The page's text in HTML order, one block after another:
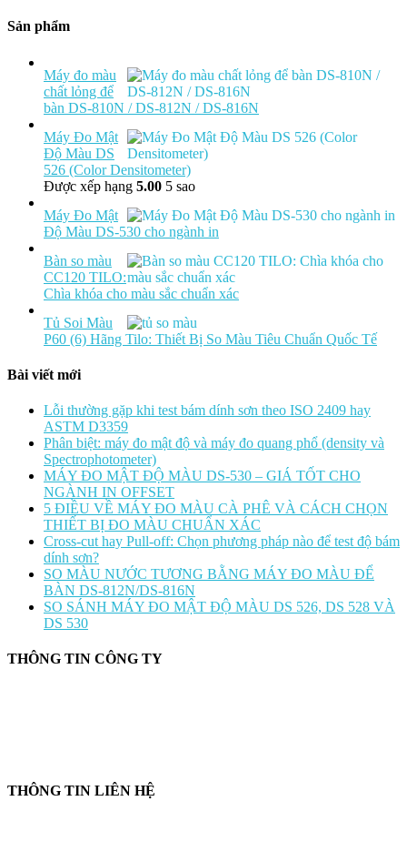
Sản phẩm
Máy đo màu
chất lỏng để
bàn DS-810N / DS-812N / DS-816N
Máy Đo Mật
Độ Màu DS
526 (Color Densitometer)
Được xếp hạng 5.00 5 sao
Máy Đo Mật
Độ Màu DS-530 cho ngành in
Bàn so màu
CC120 TILO:
Chìa khóa cho màu sắc chuẩn xác
Tủ Soi Màu
P60 (6) Hãng Tilo: Thiết Bị So Màu Tiêu Chuẩn Quốc Tế
Bài viết mới
Lỗi thường gặp khi test bám dính sơn theo ISO 2409 hay
ASTM D3359
Phân biệt: máy đo mật độ và máy đo quang phổ (density và
Spectrophotometer)
MÁY ĐO MẬT ĐỘ MÀU DS-530 – GIÁ TỐT CHO
NGÀNH IN OFFSET
5 ĐIỀU VỀ MÁY ĐO MÀU CÀ PHÊ VÀ CÁCH CHỌN
THIẾT BỊ ĐO MÀU CHUẨN XÁC
Cross-cut hay Pull-off: Chọn phương pháp nào để test độ bám
dính sơn?
SO MÀU NƯỚC TƯƠNG BẰNG MÁY ĐO MÀU ĐỂ
BÀN DS-812N/DS-816N
SO SÁNH MÁY ĐO MẬT ĐỘ MÀU DS 526, DS 528 VÀ
DS 530
THÔNG TIN CÔNG TY
THÔNG TIN LIÊN HỆ